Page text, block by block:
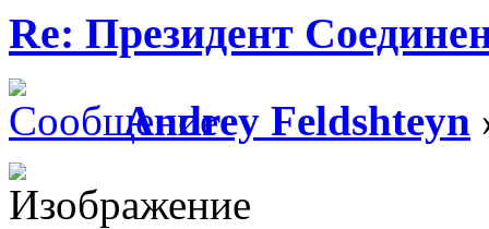
Re: Президент
Andrey Feldshteyn